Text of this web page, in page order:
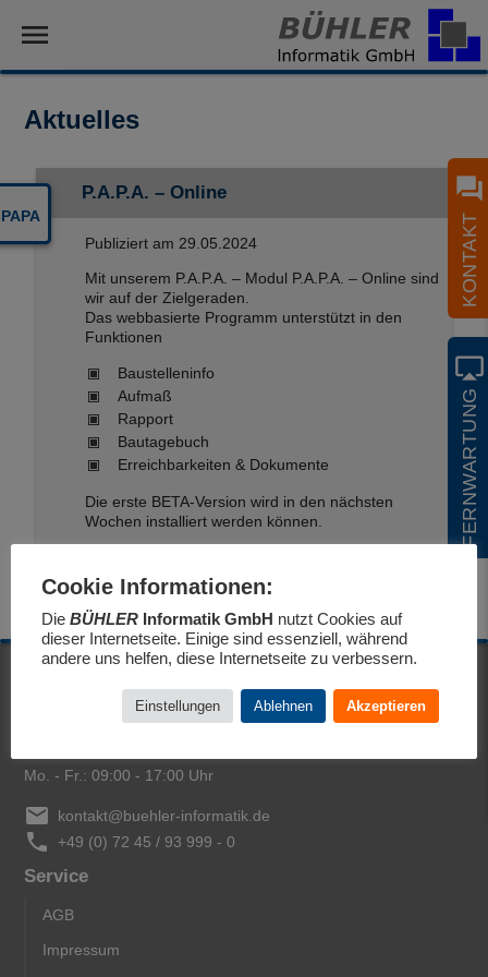
menu
question_answer
KONTAKT
airplay
FERNWARTUNG
Aktuelles
PAPA
P.A.P.A. – Online
Publiziert am 29.05.2024
Mit unserem P.A.P.A. – Modul P.A.P.A. – Online sind
wir auf der Zielgeraden.
Das webbasierte Programm unterstützt in den
Funktionen
Baustelleninfo
Aufmaß
Rapport
Bautagebuch
Erreichbarkeiten & Dokumente
Die erste BETA-Version wird in den nächsten
Wochen installiert werden können.
Informatik GmbH
Mo. - Fr. :09:00 - 17:00 Uhr
email kontakt@buehler-informatik.de
phone +49 (0) 72 45 / 93 999 - 0
Service
AGB
Impressum
Cookie Informationen:
Die BÜHLER Informatik GmbH nutzt Cookies auf
dieser Internetseite. Einige sind essenziell, während
andere uns helfen, diese Internetseite zu verbessern.
Einstellungen Ablehnen Akzeptieren